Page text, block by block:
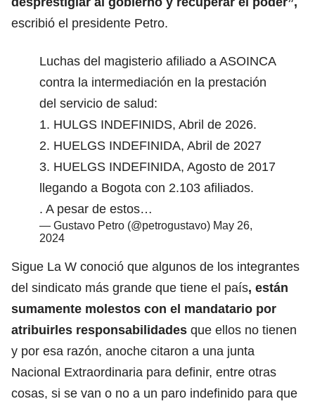
escribió el presidente Petro.
Luchas del magisterio afiliado a ASOINCA
contra la intermediación en la prestación
del servicio de salud:
1. HULGS INDEFINIDS, Abril de 2026.
2. HUELGS INDEFINIDA, Abril de 2027
3. HUELGS INDEFINIDA, Agosto de 2017
llegando a Bogota con 2.103 afiliados.
. A pesar de estos…
— Gustavo Petro (@petrogustavo) May 26,
2024
Sigue La W conoció que algunos de los integrantes
del sindicato más grande que tiene el país, están
sumamente molestos con el mandatario por
atribuirles responsabilidades que ellos no tienen
y por esa razón, anoche citaron a una junta
Nacional Extraordinaria para definir, entre otras
cosas, si se van o no a un paro indefinido para que